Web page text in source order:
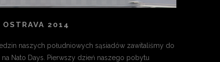
OSTRAVA 2014
naszych południowych sąsiadów zawitaliśmy do
na Nato Days. Pierwszy dzień naszego pobytu